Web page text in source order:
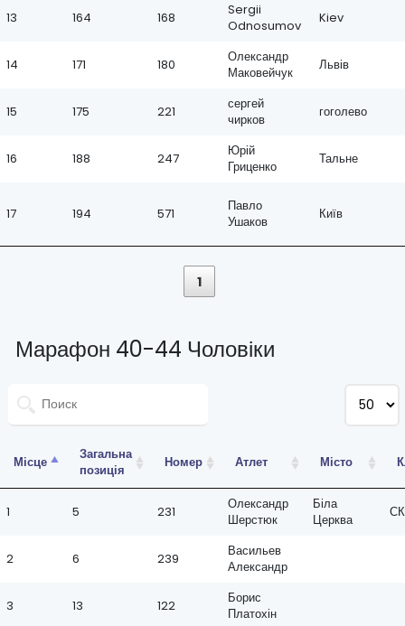
13 164 168
Sergii
Odnosumov
Kiev
14 171 180
Олександр
Маковейчук
Львів
15 175 221
сергей
чирков
гоголево
16 188 247
Юрій
Гриценко
Тальне
17 194 571
Павло
Ушаков
Київ
1
Марафон 40-44 Чоловіки
Місце
Загальна
позиція
Номер Атлет Місто
1 5 231
Олександр
Шерстюк
Біла
Церква
2 6 239
Васильев
Александр
3 13 122
Борис
Платохін